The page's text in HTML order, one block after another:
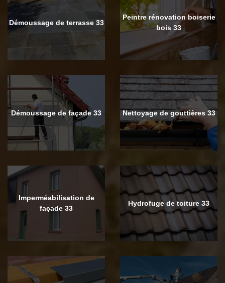
Démoussage de terrasse 33
Peintre rénovation boiserie
bois 33
Démoussage de façade 33 Nettoyage de gouttières 33
Imperméabilisation de
façade 33
Hydrofuge de toiture 33